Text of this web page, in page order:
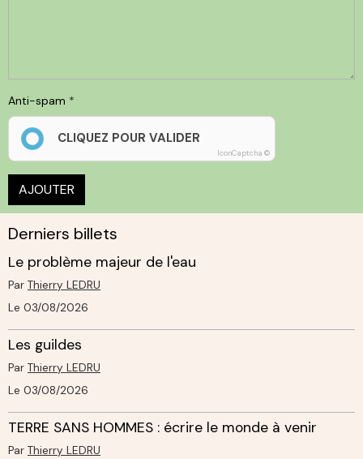
Anti-spam
CLIQUEZ POUR VALIDER
IconCaptcha ©
AJOUTER
Derniers billets
Le problème majeur de l'eau
Par Thierry LEDRU
Le 03/08/2026
Les guildes
Par Thierry LEDRU
Le 03/08/2026
TERRE SANS HOMMES : écrire le monde à venir
Par Thierry LEDRU